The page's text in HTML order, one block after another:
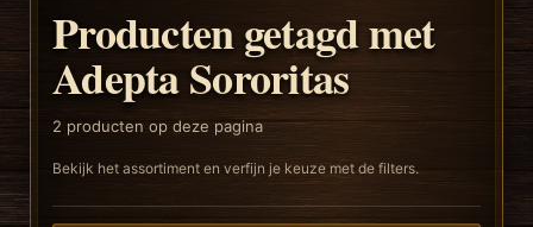
Producten getagd met
Adepta Sororitas
2 producten op deze pagina
Bekijk het assortiment en verfijn je keuze met de filters.